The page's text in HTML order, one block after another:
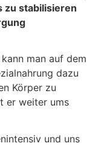
zu stabilisieren
man auf dem
dazu
Körper zu
er weiter ums
und uns